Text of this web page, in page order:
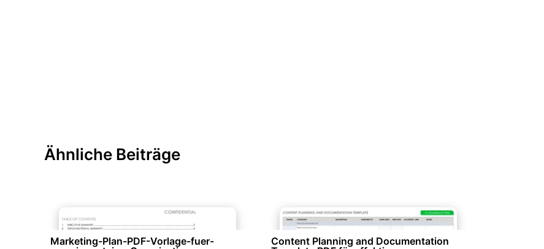
Ähnliche Beiträge
Marketing-Plan-PDF-Vorlage-fuer-
Content Planning and Documentation